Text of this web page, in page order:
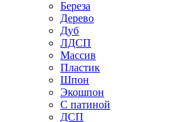
Береза
Дерево
Дуб
ЛДСП
Массив
Пластик
Шпон
Экошпон
С патиной
ДСП